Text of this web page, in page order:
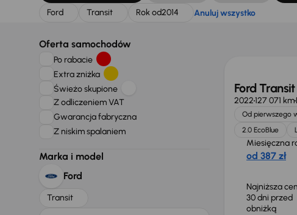
Ford Transit Rok od2014 Anuluj wszystko
Oferta samochodów
Po rabacie
Extra zniżka
Świeżo skupione
Z odliczeniem VAT
Gwarancja fabryczna
Z niskim spalaniem
Marka i model
Ford
Transit
Ford Transit
2022127 071 km
Od pierwszego
2.0 EcoBlue
Miesięczna
od 387 zł
Najniższa
30 dni przed
obniżką